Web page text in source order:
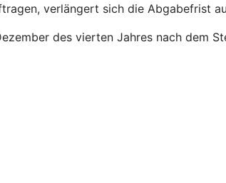
verlängert sich die Abgabefrist
des vierten Jahres nach dem